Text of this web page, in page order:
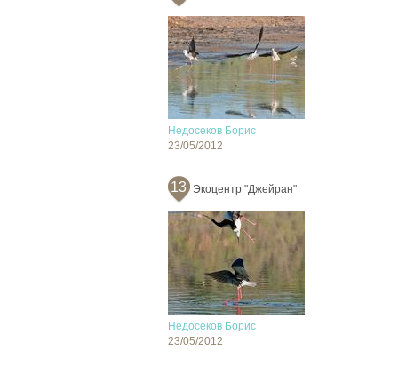
Недосеков Борис
23/05/2012
13 Экоцентр "Джейран"
Недосеков Борис
23/05/2012